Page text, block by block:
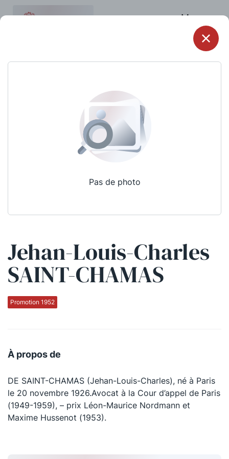
Menu
Pas de photo
Jehan-Louis-Charles
SAINT-CHAMAS
Promotion 1952
À propos de
DE SAINT-CHAMAS (Jehan-Louis-Charles), né à Paris
le 20 novembre 1926.Avocat à la Cour d’appel de Paris
(1949-1959), – prix Léon-Maurice Nordmann et
Maxime Hussenot (1953).
Qui sommes-nous ?
La Conférence
La défense pénale
Le Concours de la Conférence
La Conférence Berryer
La Petite Conférence